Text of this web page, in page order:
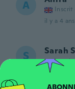
A Inscrit
il y a 4 ans
S Sarah S
Inscrit
Effet
odeur